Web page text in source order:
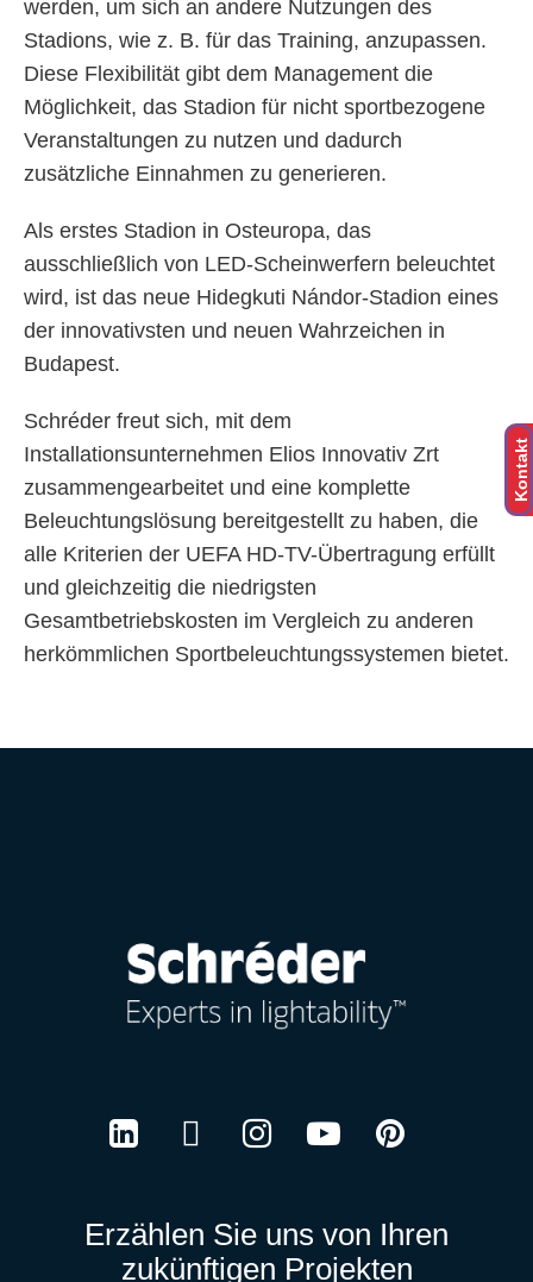
Kontakt
werden, um sich an andere Nutzungen des
Stadions, wie z. B. für das Training, anzupassen.
Diese Flexibilität gibt dem Management die
Möglichkeit, das Stadion für nicht sportbezogene
Veranstaltungen zu nutzen und dadurch
zusätzliche Einnahmen zu generieren.
Als erstes Stadion in Osteuropa, das
ausschließlich von LED-Scheinwerfern beleuchtet
wird, ist das neue Hidegkuti Nándor-Stadion eines
der innovativsten und neuen Wahrzeichen in
Budapest.
Schréder freut sich, mit dem
Installationsunternehmen Elios Innovativ Zrt
zusammengearbeitet und eine komplette
Beleuchtungslösung bereitgestellt zu haben, die
alle Kriterien der UEFA HD-TV-Übertragung erfüllt
und gleichzeitig die niedrigsten
Gesamtbetriebskosten im Vergleich zu anderen
herkömmlichen Sportbeleuchtungssystemen bietet.
Erzählen Sie uns von Ihren
zukünftigen Projekten